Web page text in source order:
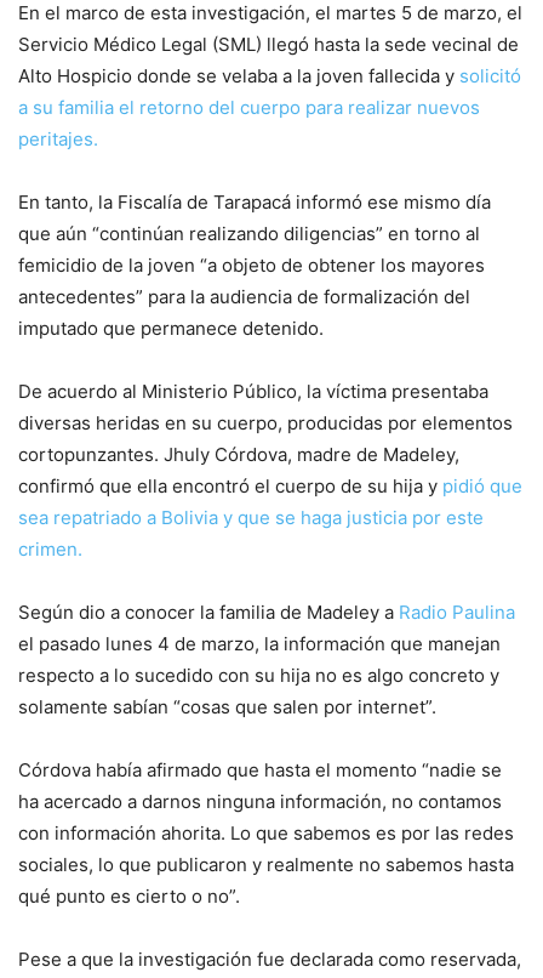
En el marco de esta investigación, el martes 5 de marzo, el
Servicio Médico Legal (SML) llegó hasta la sede vecinal de
Alto Hospicio donde se velaba a la joven fallecida y solicitó
a su familia el retorno del cuerpo para realizar nuevos
peritajes.
En tanto, la Fiscalía de Tarapacá informó ese mismo día
que aún “continúan realizando diligencias” en torno al
femicidio de la joven “a objeto de obtener los mayores
antecedentes” para la audiencia de formalización del
imputado que permanece detenido.
De acuerdo al Ministerio Público, la víctima presentaba
diversas heridas en su cuerpo, producidas por elementos
cortopunzantes. Jhuly Córdova, madre de Madeley,
confirmó que ella encontró el cuerpo de su hija y pidió que
sea repatriado a Bolivia y que se haga justicia por este
crimen.
Según dio a conocer la familia de Madeley a Radio Paulina
el pasado lunes 4 de marzo, la información que manejan
respecto a lo sucedido con su hija no es algo concreto y
solamente sabían “cosas que salen por internet”.
Córdova había afirmado que hasta el momento “nadie se
ha acercado a darnos ninguna información, no contamos
con información ahorita. Lo que sabemos es por las redes
sociales, lo que publicaron y realmente no sabemos hasta
qué punto es cierto o no”.
Pese a que la investigación fue declarada como reservada,